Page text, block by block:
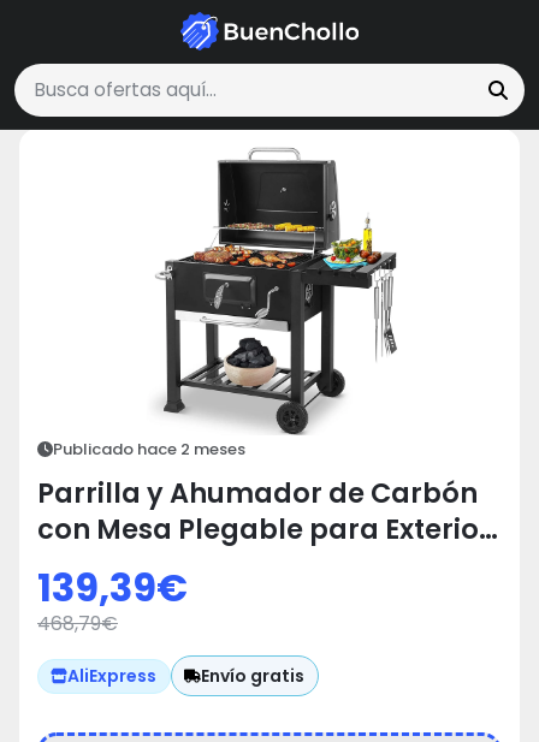
Buscar ofertas
Deportes y Aire LibreParrilla y Ahumador de Carbón con Mesa
Publicado hace 2 meses
Parrilla y Ahumador de Carbón
con Mesa Plegable para Exterior
🍖🌿
139,39€
468,79€
AliExpress Envío gratis